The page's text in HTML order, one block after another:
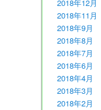
2018年12月
2018年11月
2018年9月
2018年8月
2018年7月
2018年6月
2018年4月
2018年3月
2018年2月